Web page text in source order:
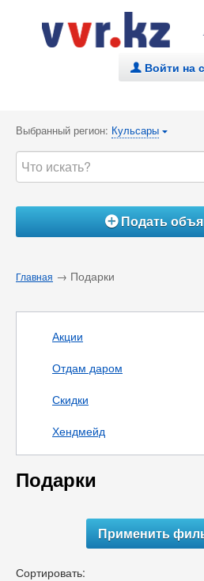
. Войти на
Выбранный регион: Кульсары {
ÁПодать
Главная → Подарки
Акции
Отдам даром
Скидки
Хендмейд
Подарки
Сортировать: